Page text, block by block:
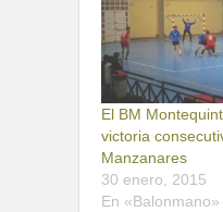
El BM
victoria
Manzanares
30 enero, 2015
En «Balonmano»